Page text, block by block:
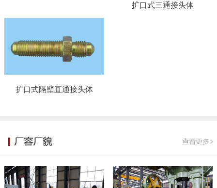
扩口式三通接头体
扩口式隔壁直通接头体